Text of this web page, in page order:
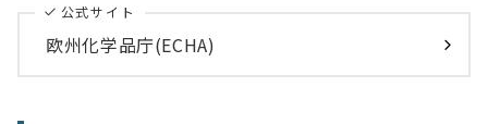
公式サイト
欧州化学品庁(ECHA)